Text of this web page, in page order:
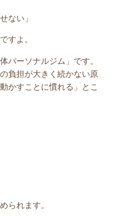
ない」
すよ。
パーソナルジム」です。
負担が大きく続かない原
かすことに慣れる」とこ
られます。